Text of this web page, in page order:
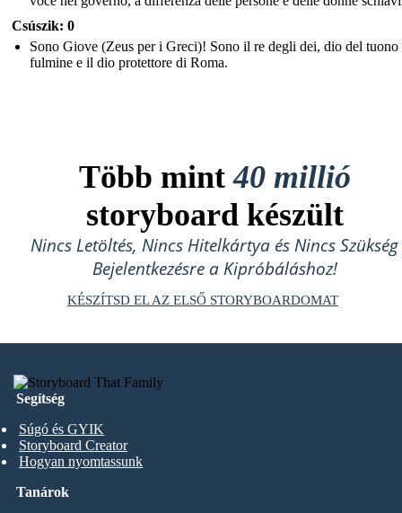
Csúszik: 0
Sono Giove (Zeus per i Greci)! Sono il re degli dei, dio del tuono
fulmine e il dio protettore di Roma.
Több mint40 millió
storyboard készült
Nincs Letöltés, Nincs Hitelkártya és Nincs Szükség
Bejelentkezésre a Kipróbáláshoz!
KÉSZÍTSD EL AZ ELSŐ STORYBOARDOMAT
Segítség
Súgó és GYIK
Storyboard Creator
Hogyan nyomtassunk
Tanárok